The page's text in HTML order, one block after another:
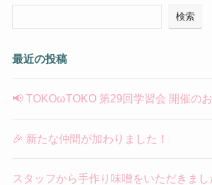
検索
最近の投稿
📢 TOKOωTOKO 第29回学習会 開催の
🎉 新たな仲間が加わりました！
スタッフから手作り味噌をいただきまし